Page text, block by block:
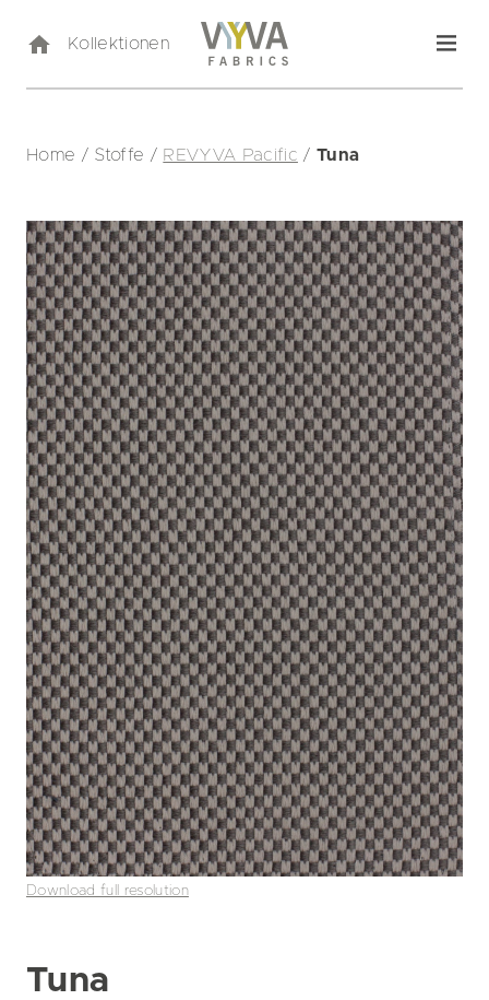
Kollektionen
Home / Stoffe / REVYVA Pacific / Tuna
Download full resolution
Tuna